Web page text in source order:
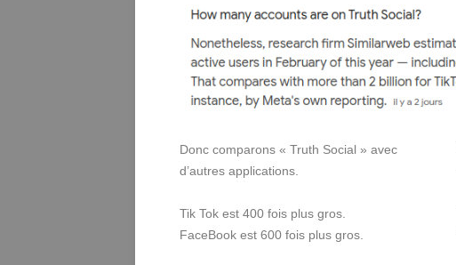
Donc comparons « Truth Social » avec
d’autres applications.
Tik Tok est 400 fois plus gros.
FaceBook est 600 fois plus gros.